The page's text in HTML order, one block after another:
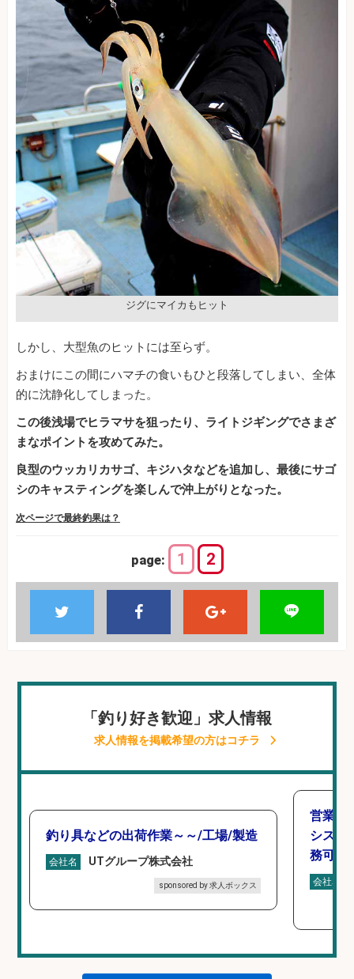
ジグにマイカもヒット
しかし、大型魚のヒットには至らず。
おまけにこの間にハマチの食いもひと段落してしまい、全体
的に沈静化してしまった。
この後浅場でヒラマサを狙ったり、ライトジギングでさまざ
まなポイントを攻めてみた。
良型のウッカリカサゴ、キジハタなどを追加し、最後にサゴ
シのキャスティングを楽しんで沖上がりとなった。
次ページで最終釣果は？
page: 1 2
「釣り好き歓迎」求人情報
求人情報を掲載希望の方はコチラ
釣り具などの出荷作業～～/工場/製造
会社名 UTグループ株式会社
sponsored by 求人ボックス
営業事
シスタ
務可/
会社名